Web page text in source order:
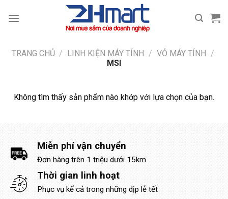
qua
TRANG CHỦ / LINH KIỆN MÁY TÍNH / VỎ MÁY TÍNH /
MSI
Không tìm thấy sản phẩm nào khớp với lựa chọn của bạn.
Miễn phí vận chuyển
Đơn hàng trên 1 triệu dưới 15km
Thời gian linh hoạt
Phục vụ kể cả trong những dịp lễ tết